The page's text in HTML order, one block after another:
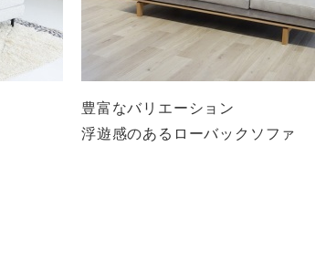
豊富なバリエーション
浮遊感のあるローバックソファ